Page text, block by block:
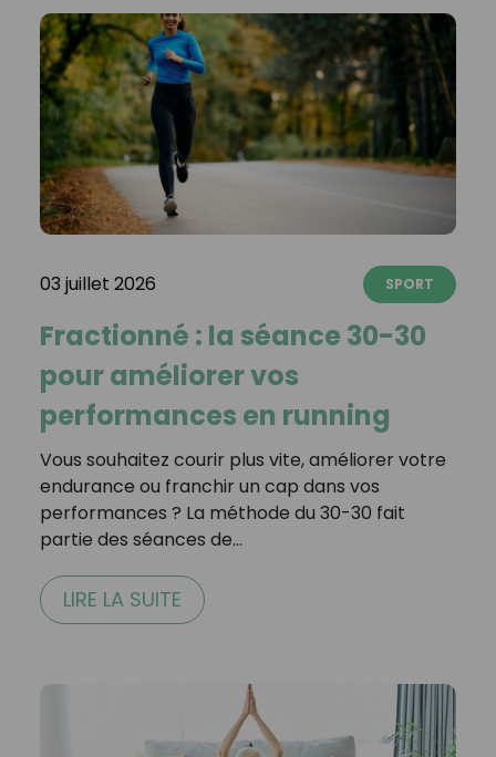
03 juillet 2026 SPORT
Fractionné : la séance 30-30
pour améliorer vos
performances en running
Vous souhaitez courir plus vite, améliorer votre
endurance ou franchir un cap dans vos
performances ? La méthode du 30-30 fait
partie des séances de…
LIRE LA SUITE